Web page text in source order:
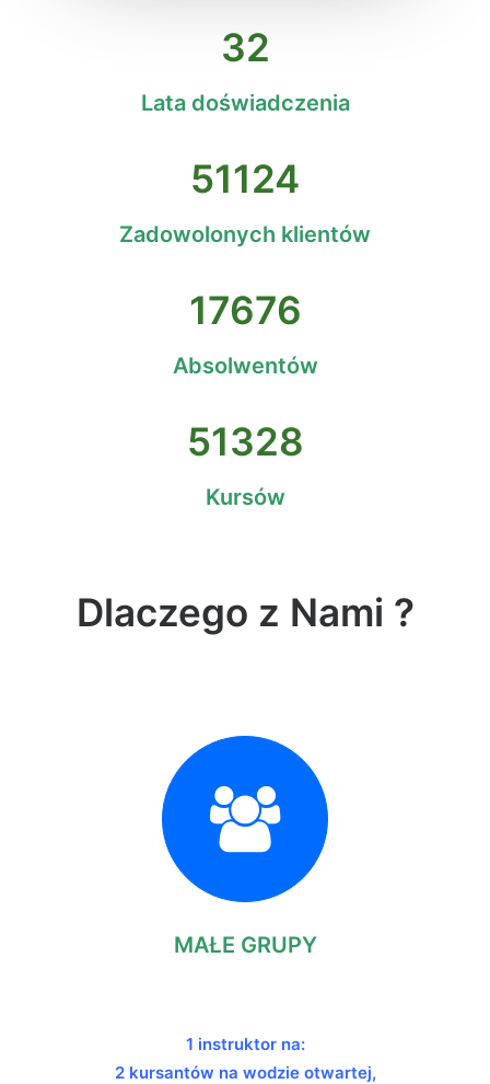
32
Lata doświadczenia
51124
Zadowolonych klientów
17676
Absolwentów
51328
Kursów
Dlaczego z Nami ?
MAŁE GRUPY
1 instruktor na:
2 kursantów na wodzie otwartej,